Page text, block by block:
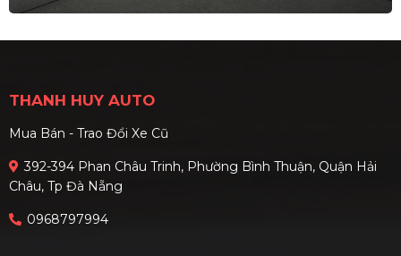
THANH HUY AUTO
Mua Bán - Trao Đổi Xe Cũ
392-394 Phan Châu Trinh, Phường Bình Thuận, Quận Hải
Châu, Tp Đà Nẵng
0968797994